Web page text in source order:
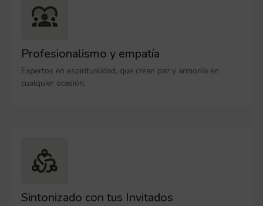
Profesionalismo y empatía
Expertos en espiritualidad, que crean paz y armonía en
cualquier ocasión.
Sintonizado con tus Invitados